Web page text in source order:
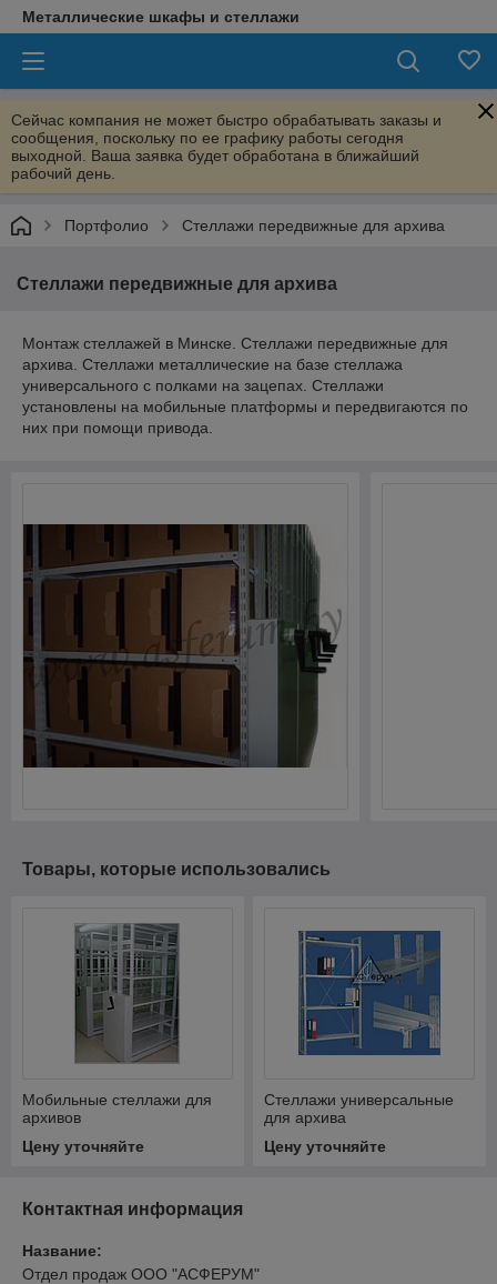
Металлические шкафы и стеллажи
Сейчас компания не может быстро обрабатывать заказы и
сообщения, поскольку по ее графику работы сегодня
выходной. Ваша заявка будет обработана в ближайший
рабочий день.
Портфолио Стеллажи передвижные для архива
Стеллажи передвижные для архива
Монтаж стеллажей в Минске. Стеллажи передвижные для
архива. Стеллажи металлические на базе стеллажа
универсального с полками на зацепах. Стеллажи
установлены на мобильные платформы и передвигаются по
них при помощи привода.
Товары, которые использовались
Мобильные стеллажи для
архивов
Цену уточняйте
Стеллажи универсальные
для архива
Цену уточняйте
Контактная информация
Название:
Отдел продаж ООО "АСФЕРУМ"